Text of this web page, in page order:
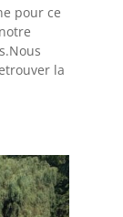
pour ce
la